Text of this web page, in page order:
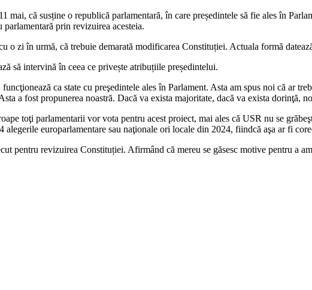
că susține o republică parlamentară, în care președintele să fie ales în
prin revizuirea acesteia.
o zi în urmă, că trebuie demarată modificarea Constituției. Actuala formă
să intervină în ceea ce privește atribuțiile președintelui.
ca state cu preşedintele ales în Parlament. Asta am spus noi că ar
a fost propunerea noastră. Dacă va exista majoritate, dacă va exista dorinţă,
toţi parlamentarii vor vota pentru acest proiect, mai ales că USR nu se
alegerile europarlamentare sau naţionale ori locale din 2024, fiindcă aşa ar fi
pentru revizuirea Constituției. Afirmând că mereu se găsesc motive pentru a